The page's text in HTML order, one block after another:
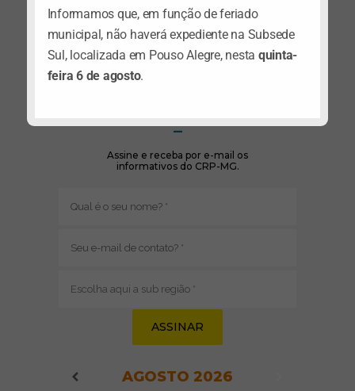
(abre em nova janela)
–
Assine e receba por e-mail os
informativos do CRP-MG.
mail
região
Navegação do Calendário
AGOSTO 2026
Informamos que, em função de feriado
municipal, não haverá expediente na Subsede
Sul, localizada em Pouso Alegre, nesta quinta-
feira 6 de agosto.